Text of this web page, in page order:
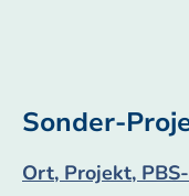
Sonder-
Ort, Projekt,